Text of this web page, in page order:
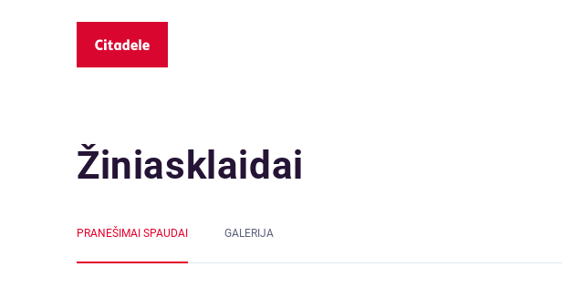
Žiniasklaidai
PRANEŠIMAI SPAUDAI GALERIJA